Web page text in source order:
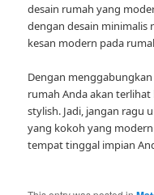
desain rumah yang
dengan desain minimalis
kesan modern pada
Dengan
rumah Anda akan
stylish. Jadi, jangan ragu
yang kokoh yang
tempat tinggal impian